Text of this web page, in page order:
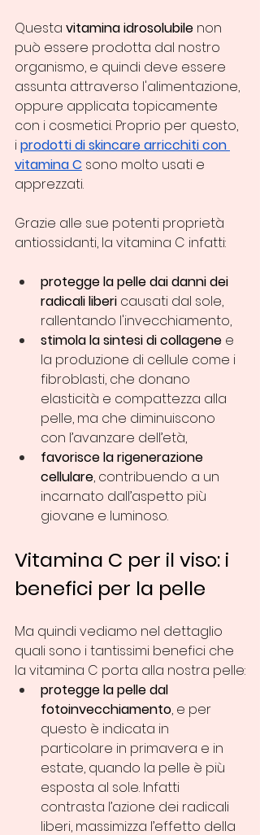
Questa vitamina idrosolubile non
può essere prodotta dal nostro
organismo, e quindi deve essere
assunta attraverso l'alimentazione,
oppure applicata topicamente
con i cosmetici. Proprio per questo,
i prodotti di skincare arricchiti con
vitamina C sono molto usati e
apprezzati.
Grazie alle sue potenti proprietà
antiossidanti, la vitamina C infatti:
protegge la pelle dai danni dei
radicali liberi causati dal sole,
rallentando l'invecchiamento,
stimola la sintesi di collagene e
la produzione di cellule come i
fibroblasti, che donano
elasticità e compattezza alla
pelle, ma che diminuiscono
con l’avanzare dell’età,
favorisce la rigenerazione
cellulare, contribuendo a un
incarnato dall’aspetto più
giovane e luminoso.
Vitamina C per il viso: i
benefici per la pelle
Ma quindi vediamo nel dettaglio
quali sono i tantissimi benefici che
la vitamina C porta alla nostra pelle:
protegge la pelle dal
fotoinvecchiamento, e per
questo è indicata in
particolare in primavera e in
estate, quando la pelle è più
esposta al sole. Infatti
contrasta l’azione dei radicali
liberi, massimizza l’effetto della